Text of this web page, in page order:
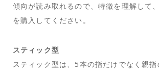
傾向が読み取れるので、特徴を理解して
を購入してください。
スティック型
スティック型は、5本の指だけでなく親指